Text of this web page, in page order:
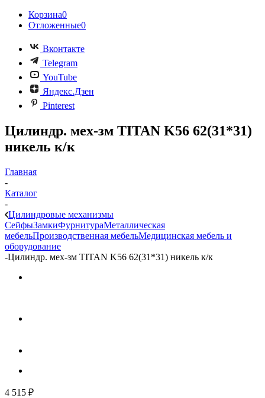
Корзина0
Отложенные0
Вконтакте
Telegram
YouTube
Яндекс.Дзен
Pinterest
Цилиндр. мех-зм TITAN K56 62(31*31)
никель к/к
Главная
-
Каталог
-
Цилиндровые механизмы
СейфыЗамкиФурнитураМеталлическая
мебельПроизводственная мебельМедицинская мебель и
оборудование
-Цилиндр. мех-зм TITAN K56 62(31*31) никель к/к
4 515 ₽